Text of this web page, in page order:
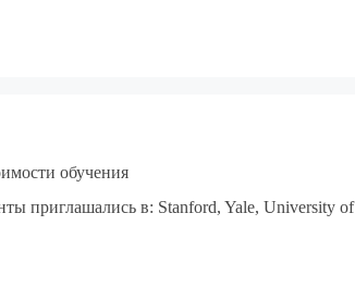
обучения
приглашались в: Stanford, Yale, University